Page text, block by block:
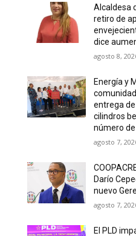
Alcaldesa
retiro de
dice
agosto 8,
Energía y
entrega
cilindros
número
agosto 7,
Darío
nuevo
agosto 7,
El PLD